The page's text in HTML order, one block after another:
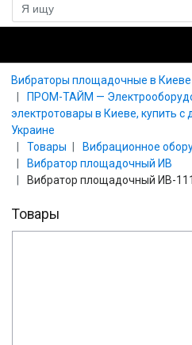
Вибраторы площадочные в Киеве
ПРОМ-ТАЙМ —
электротовары в Киеве, купить с
Украине
Товары
Вибрационное
Вибратор площадочный ИВ
Вибратор площадочный ИВ-
Товары